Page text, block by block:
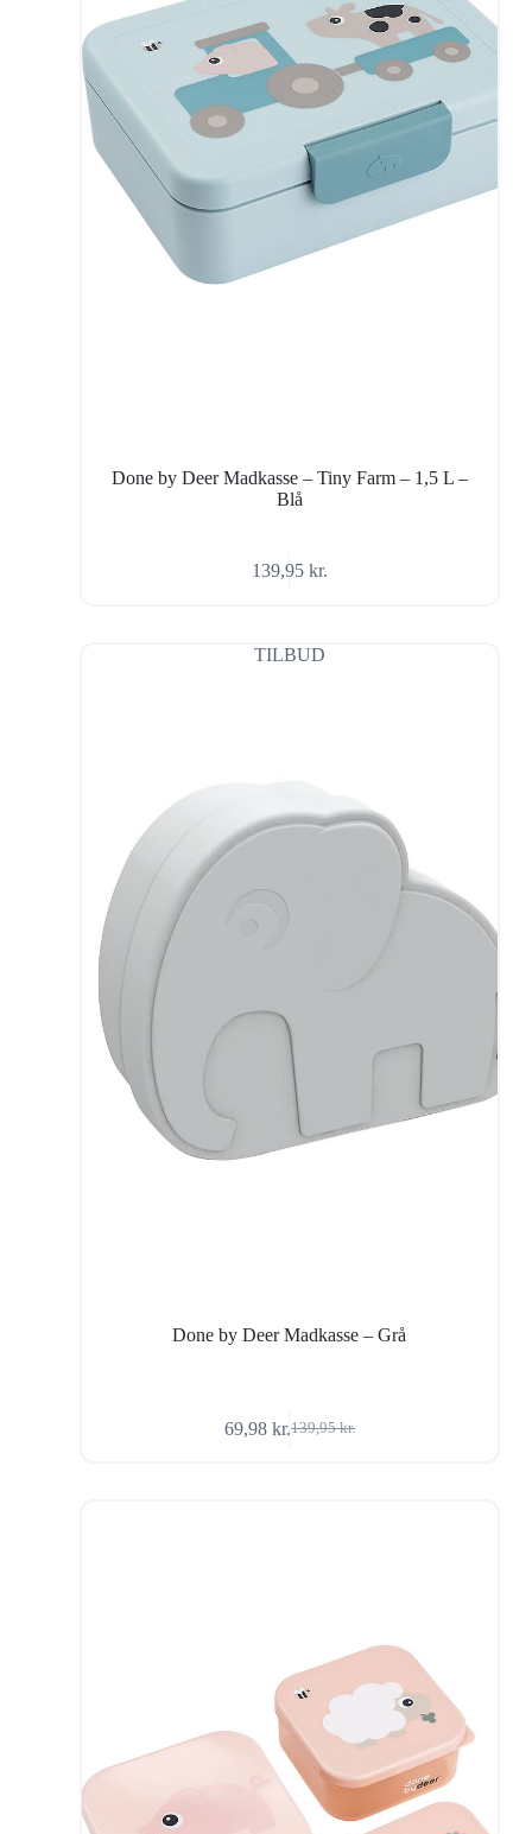
Done by Deer Madkasse – Tiny Farm – 1,5 L –
Blå
139,95 kr.
TILBUD
Done by Deer Madkasse – Grå
139,95kr.
Den
69,98 kr.Den